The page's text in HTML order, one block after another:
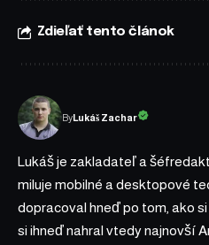
Zdieľať tento článok
ByLukáš Zachar
Lukáš je zakladateľ a
miluje mobilné a desktopové
dopracoval hneď po tom, ako
si ihneď nahral vtedy najnovší